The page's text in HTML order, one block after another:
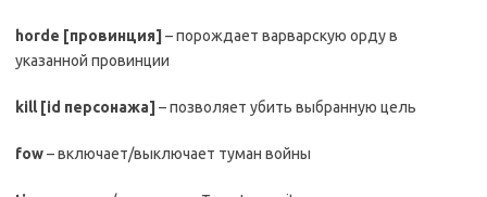
horde [провинция] – порождает варварскую орду в
указанной провинции
kill[id персонажа] – позволяет убить выбранную цель
fow– включает/выключает туман войны